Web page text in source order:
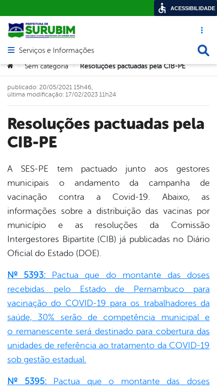
Acesso
Abrir menu principal de navegação
Serviços e Informações
Você está aqui:
> Sem categoria > Resoluções pactuadas pela CIB-PE
Resoluções pactuadas pela
CIB-PE
publicado: 20/05/2021 15h46,
última modificação: 17/02/2023 11h24
A SES-PE tem pactuado junto aos gestores
municipais o andamento da campanha de
vacinação contra a Covid-19. Abaixo, as
informações sobre a distribuição das vacinas por
município e as resoluções da Comissão
Intergestores Bipartite (CIB) já publicadas no Diário
Oficial do Estado (DOE).
Nº 5393: Pactua que do montante das doses
recebidas pelo Estado de Pernambuco para
vacinação do COVID-19 para os trabalhadores da
saúde, 30% serão de competência municipal e
o remanescente será destinado para cobertura das
unidades de referência ao tratamento da COVID-19
sob gestão estadual.
Nº 5395:Pactua que o montante das doses
ACESSIBILIDADE